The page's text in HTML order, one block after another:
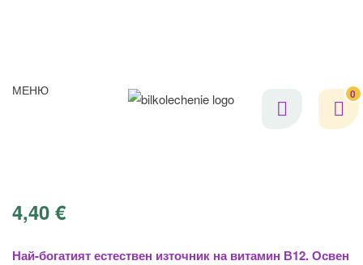
МЕНЮ 0
4,40 €
Най-богатият естествен източник на витамин В12. Освен